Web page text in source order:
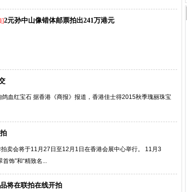
]2元孙中山像错体邮票拍出241万港元
血红宝石 据香港《商报》报道，香港佳士得2015秋季瑰丽珠宝
卖会将于11月27日至12月1日在香港会展中心举行。 11月3
饰”和“精致名...
将在联拍在线开拍